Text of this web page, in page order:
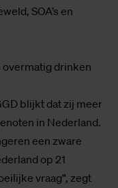
SOA’s en
overmatig drinken
blijkt dat zij meer
in Nederland.
een zware
op 21
vraag”, zegt